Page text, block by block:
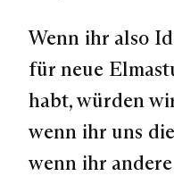
Wenn ihr also
für neue
habt, würden
wenn ihr uns
wenn ihr